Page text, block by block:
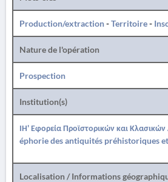
Production/extraction-Territoire-
Nature de l'opération
Prospection
Institution(s)
ΙΗ' Εφορεία Προϊστορικών και
éphorie des antiquités préhistoriques
Localisation / Informations